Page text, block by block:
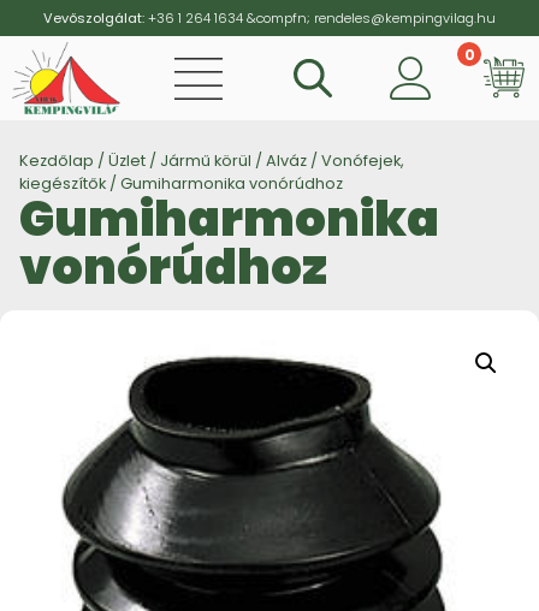
Vevőszolgálat:+36 1 264 1634&compfn; rendeles@kempingvilag.hu
0
Kezdőlap / Üzlet / Jármű körül / Alváz / Vonófejek,
kiegészítők / Gumiharmonika vonórúdhoz
Gumiharmonika
vonórúdhoz